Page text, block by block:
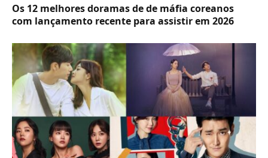
Os 12 melhores doramas de de máfia coreanos
com lançamento recente para assistir em 2026